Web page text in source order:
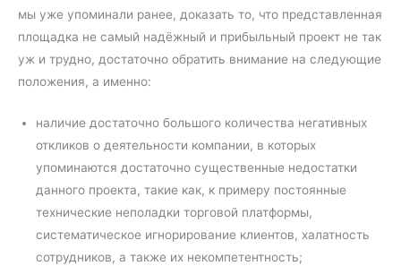
мы уже упоминали ранее, доказать то, что представленная
площадка не самый надёжный и прибыльный проект не так
уж и трудно, достаточно обратить внимание на следующие
положения, а именно:
наличие достаточно большого количества негативных
откликов о деятельности компании, в которых
упоминаются достаточно существенные недостатки
данного проекта, такие как, к примеру постоянные
технические неполадки торговой платформы,
систематическое игнорирование клиентов, халатность
сотрудников, а также их некомпетентность;